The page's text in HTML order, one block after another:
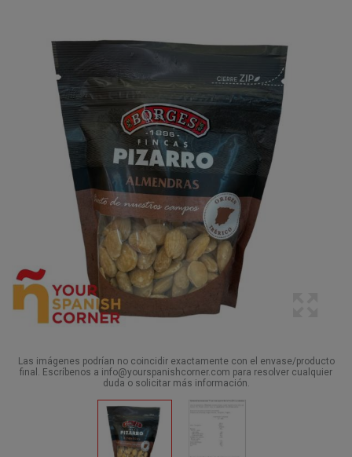
Las imágenes podrían no coincidir exactamente con el envase/producto
final. Escríbenos a info@yourspanishcorner.com para resolver cualquier
duda o solicitar más información.